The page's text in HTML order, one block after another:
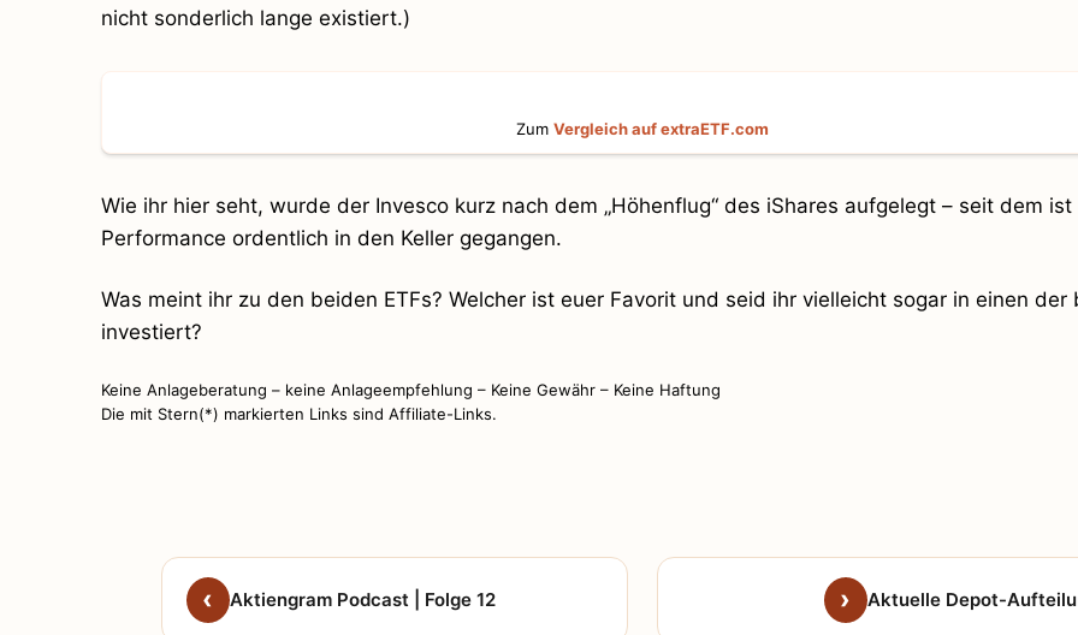
nicht sonderlich lange existiert.)
Zum Vergleich auf extraETF.com
Wie ihr hier seht, wurde der Invesco kurz nach dem „Höhenflug“ des iShares aufgelegt – seit dem ist
Performance ordentlich in den Keller gegangen.
Was meint ihr zu den beiden ETFs? Welcher ist euer Favorit und seid ihr vielleicht sogar in einen der
investiert?
Keine Anlageberatung – keine Anlageempfehlung – Keine Gewähr – Keine Haftung
Die mit Stern(*) markierten Links sind Affiliate-Links.
Aktiengram Podcast | Folge 12 Aktuelle Depot-